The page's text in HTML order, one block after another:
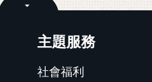
主題服務
社會福利